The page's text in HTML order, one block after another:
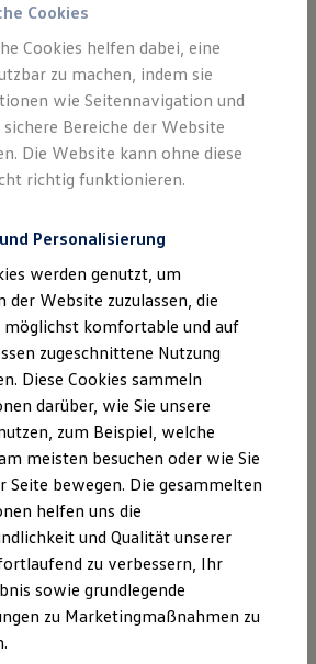
kaufen
Förderung
für Gebrauchtwagen
& Garantien
für Nutzfahrzeuge
Service
Special
Pflege & Inspektion
anfragen
Vorteile bei Volkswagen Nutzfahrzeuge
Service
Reifen Service
& Co. KG
0
34
DE 147 173
Handelsregister
HRB 370 017
(VSBG)
Cookies
Cookies helfen dabei, eine
zu machen, indem sie
wie Seitennavigation und
Bereiche der Website
Die Website kann ohne diese
richtig funktionieren.
Personalisierung
werden genutzt, um
der Website zuzulassen, die
möglichst komfortable und auf
zugeschnittene Nutzung
Diese Cookies sammeln
darüber, wie Sie unsere
zum Beispiel, welche
meisten besuchen oder wie Sie
Seite bewegen. Die gesammelten
helfen uns die
und Qualität unserer
zu verbessern, Ihr
sowie grundlegende
zu Marketingmaßnahmen zu